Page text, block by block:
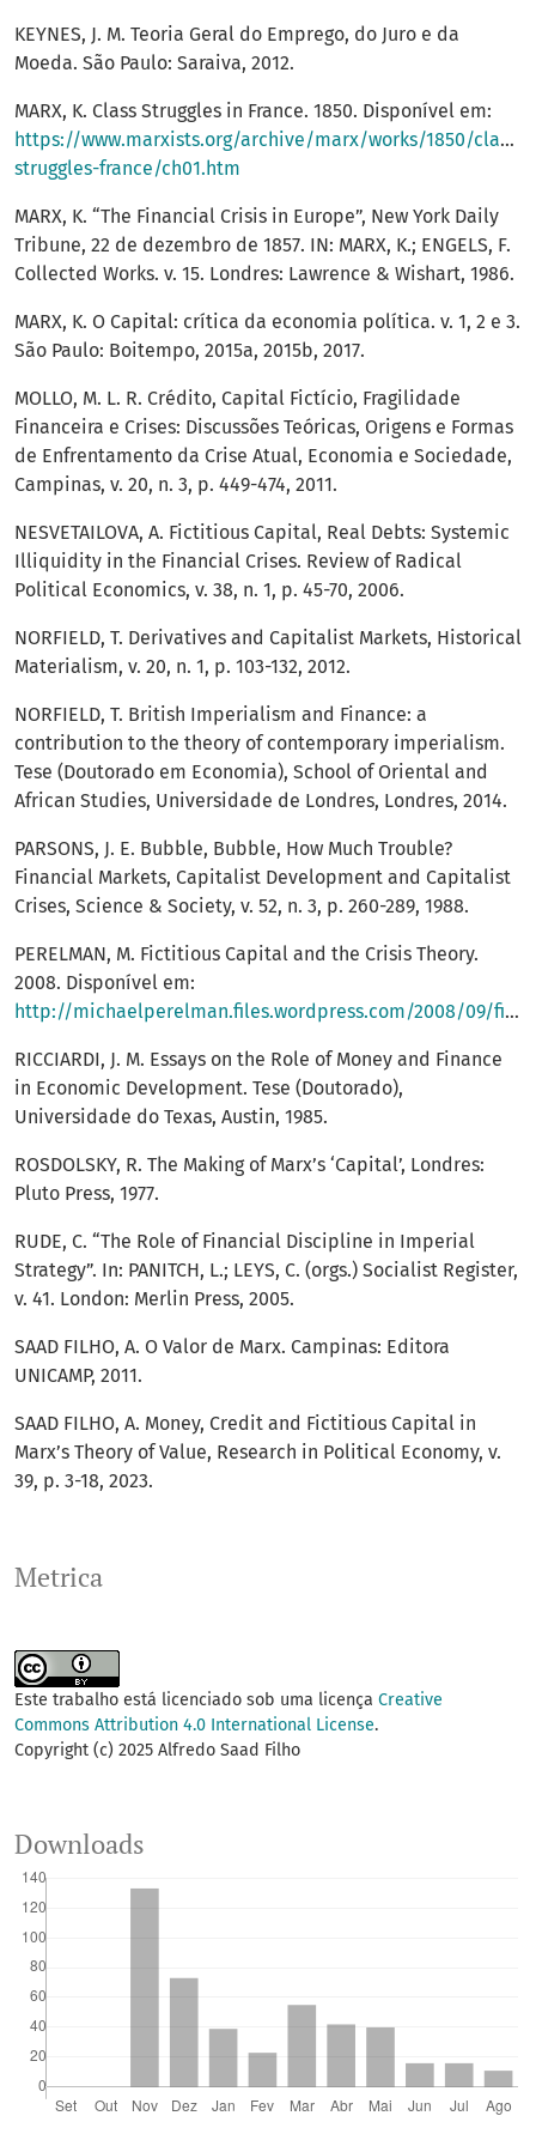
Metrica
KEYNES, J. M. Teoria Geral do Emprego, do Juro e da
Moeda. São Paulo: Saraiva, 2012.
MARX, K. Class Struggles in France. 1850. Disponível em:
https://www.marxists.org/archive/marx/works/1850/class-
struggles-france/ch01.htm
MARX, K. “The Financial Crisis in Europe”, New York Daily
Tribune, 22 de dezembro de 1857. IN: MARX, K.; ENGELS, F.
Collected Works. v. 15. Londres: Lawrence & Wishart, 1986.
MARX, K. O Capital: crítica da economia política. v. 1, 2 e 3.
São Paulo: Boitempo, 2015a, 2015b, 2017.
MOLLO, M. L. R. Crédito, Capital Fictício, Fragilidade
Financeira e Crises: Discussões Teóricas, Origens e Formas
de Enfrentamento da Crise Atual, Economia e Sociedade,
Campinas, v. 20, n. 3, p. 449-474, 2011.
NESVETAILOVA, A. Fictitious Capital, Real Debts: Systemic
Illiquidity in the Financial Crises. Review of Radical
Political Economics, v. 38, n. 1, p. 45-70, 2006.
NORFIELD, T. Derivatives and Capitalist Markets, Historical
Materialism, v. 20, n. 1, p. 103-132, 2012.
NORFIELD, T. British Imperialism and Finance: a
contribution to the theory of contemporary imperialism.
Tese (Doutorado em Economia), School of Oriental and
African Studies, Universidade de Londres, Londres, 2014.
PARSONS, J. E. Bubble, Bubble, How Much Trouble?
Financial Markets, Capitalist Development and Capitalist
Crises, Science & Society, v. 52, n. 3, p. 260-289, 1988.
PERELMAN, M. Fictitious Capital and the Crisis Theory.
2008. Disponível em:
http://michaelperelman.files.wordpress.com/2008/09/fic1.doc
RICCIARDI, J. M. Essays on the Role of Money and Finance
in Economic Development. Tese (Doutorado),
Universidade do Texas, Austin, 1985.
ROSDOLSKY, R. The Making of Marx’s ‘Capital’, Londres:
Pluto Press, 1977.
RUDE, C. “The Role of Financial Discipline in Imperial
Strategy”. In: PANITCH, L.; LEYS, C. (orgs.) Socialist Register,
v. 41. London: Merlin Press, 2005.
SAAD FILHO, A. O Valor de Marx. Campinas: Editora
UNICAMP, 2011.
SAAD FILHO, A. Money, Credit and Fictitious Capital in
Marx’s Theory of Value, Research in Political Economy, v.
39, p. 3-18, 2023.
Este trabalho está licenciado sob uma licença Creative
Commons Attribution 4.0 International License.
Copyright (c) 2025 Alfredo Saad Filho
Downloads